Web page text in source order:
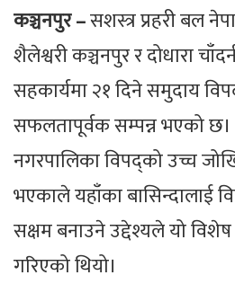
कञ्चनपुर –सशस्त्र प्रहरी बल
शैलेश्वरी कञ्चनपुर र दोधारा
सहकार्यमा २१ दिने समुदाय
सफलतापूर्वक सम्पन्न भएको छ।
नगरपालिका विपद्को उच्च
भएकाले यहाँका बासिन्दालाई
सक्षम बनाउने उद्देश्यले यो
गरिएको थियो।